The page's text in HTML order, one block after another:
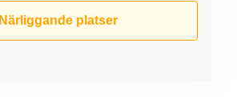
Närliggande platser